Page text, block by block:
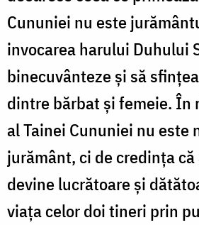
Cununiei nu este
invocarea harului Duhului
binecuvânteze și să
dintre bărbat și femeie. În
al Tainei Cununiei nu este
jurământ, ci de credința că
devine lucrătoare și
viața celor doi tineri prin